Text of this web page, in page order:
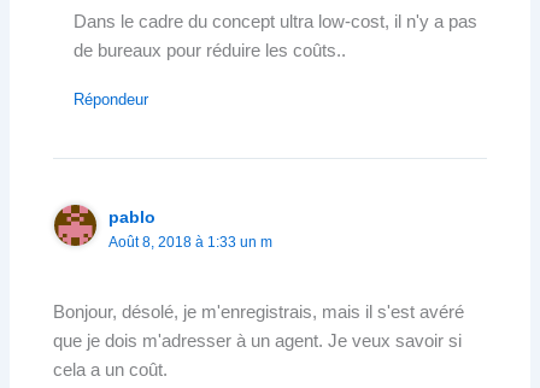
Dans le cadre du concept ultra low-cost, il n'y a pas
de bureaux pour réduire les coûts..
Répondeur
pablo
Août 8, 2018 à 1:33 un m
Bonjour, désolé, je m'enregistrais, mais il s'est avéré
que je dois m'adresser à un agent. Je veux savoir si
cela a un coût.